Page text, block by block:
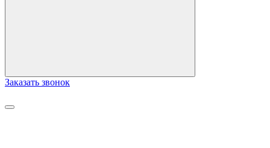
Заказать звонок